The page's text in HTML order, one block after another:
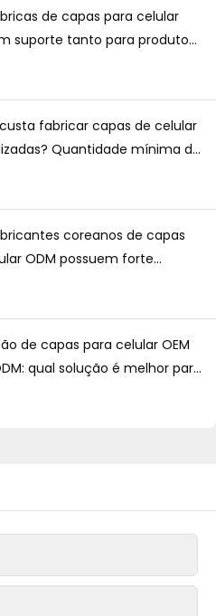
de capas para celular
suporte tanto para produtos
fabricar capas de celular
Quantidade mínima de
coreanos de capas
ODM possuem forte
de capas para celular OEM
qual solução é melhor para